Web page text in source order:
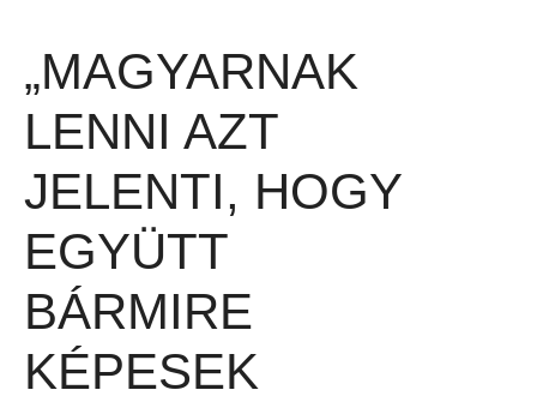
„MAGYARNAK
LENNI AZT
JELENTI, HOGY
EGYÜTT
BÁRMIRE
KÉPESEK